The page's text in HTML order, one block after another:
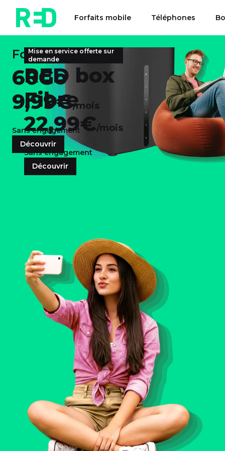
Forfaits mobile Téléphones
Forfait mobile
60Go
9,99€/mois
Sans engagement
Découvrir
Mise en service offerte sur
demande
RED box
Fibre
22,99€/mois
Sans engagement
Découvrir
-60% de réduction
Xiaomi 17T Pro
300€ de remises
iPhone 17 Pro